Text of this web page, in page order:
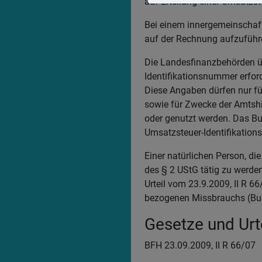
Bei einem
auf der Rechnung
Die Landesfinanzbehörden
Identifikationsnummer
Diese Angaben dürfen nur
sowie für Zwecke der
oder genutzt werden. Das
Umsatzsteuer-
Einer natürlichen Person,
des § 2 UStG tätig zu
Urteil vom 23.9.2009, II R
bezogenen Missbrauchs
Gesetze und
BFH 23.09.2009, II R 66/07